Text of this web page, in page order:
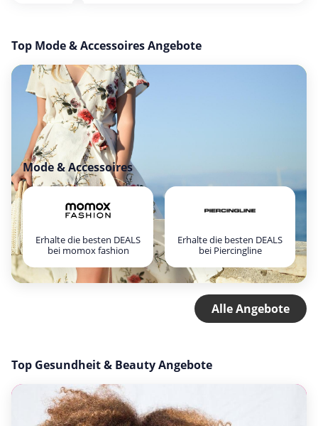
Top Mode & Accessoires Angebote
Mode & Accessoires
Erhalte die besten DEALS
bei momox fashion
Erhalte die besten DEALS
bei Piercingline
Alle Angebote
Top Gesundheit & Beauty Angebote